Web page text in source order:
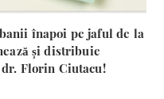
înapoi pe jaful de la
și distribuie
Florin Ciutacu!